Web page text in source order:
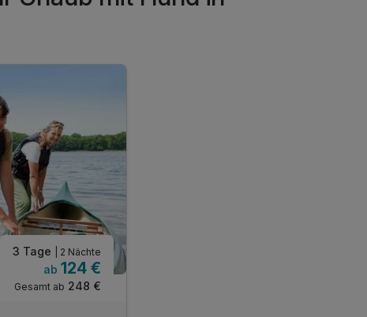
3 Tage | 2 Nächte
ab 124 €
Gesamt ab 248 €